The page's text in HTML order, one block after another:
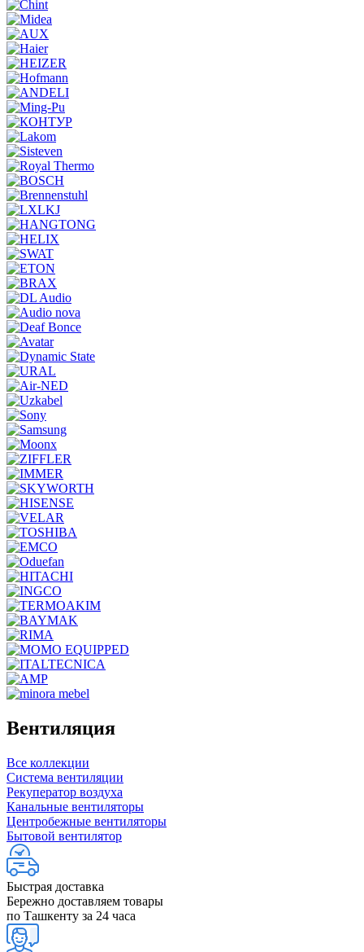
Вентиляция
Все коллекции
Система вентиляции
Рекуператор воздуха
Канальные вентиляторы
Центробежные вентиляторы
Бытовой вентилятор
Быстрая доставка
Бережно доставляем товары
по Ташкенту за 24 часа